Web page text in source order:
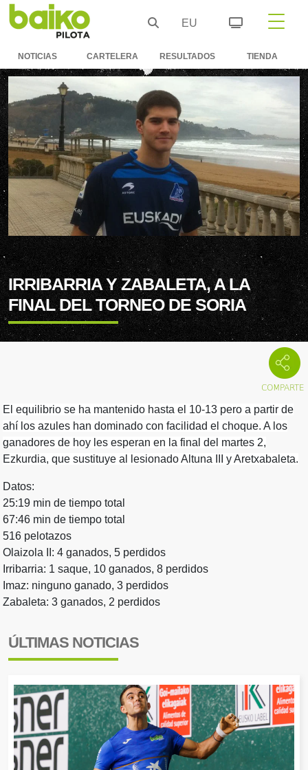
EU
NOTICIAS CARTELERA RESULTADOS TIENDA
IRRIBARRIA Y ZABALETA, A LA
FINAL DEL TORNEO DE SORIA
El equilibrio se ha mantenido hasta el 10-13 pero a partir de
ahí los azules han dominado con facilidad el choque. A los
ganadores de hoy les esperan en la final del martes 2,
Ezkurdia, que sustituye al lesionado Altuna III y Aretxabaleta.
Datos:
25:19 min de tiempo total
67:46 min de tiempo total
516 pelotazos
Olaizola II: 4 ganados, 5 perdidos
Irribarria: 1 saque, 10 ganados, 8 perdidos
Imaz: ninguno ganado, 3 perdidos
Zabaleta: 3 ganados, 2 perdidos
ÚLTIMAS NOTICIAS